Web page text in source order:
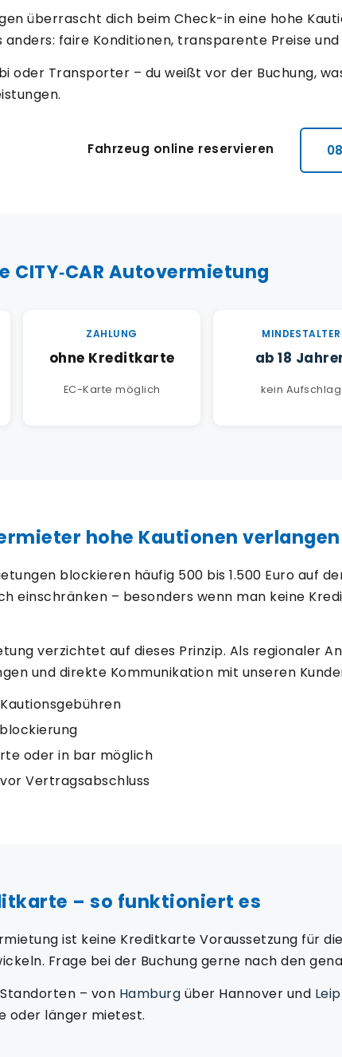
überrascht dich beim Check-in eine hohe
faire Konditionen, transparente Preise
oder Transporter – du weißt vor der Buchung,
Fahrzeug online reservieren
CITY‑CAR Autovermietung
ZAHLUNG
ohne Kreditkarte
EC-Karte möglich
MINDESTALTER
ab 18
kein Aufschlag
hohe Kautionen verlangen
blockieren häufig 500 bis 1.500 Euro auf
einschränken – besonders wenn man keine
verzichtet auf dieses Prinzip. Als regionaler
und direkte Kommunikation mit unseren
oder in bar möglich
Vertragsabschluss
– so funktioniert es
ist keine Kreditkarte Voraussetzung für
Frage bei der Buchung gerne nach den
– von Hamburg über Hannover und
oder länger mietest.